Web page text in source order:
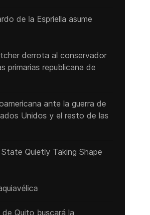
de la Espriella asume
derrota al conservador
primarias republicana de
ante la guerra de
Unidos y el resto de las
Quietly Taking Shape
Quito buscará la